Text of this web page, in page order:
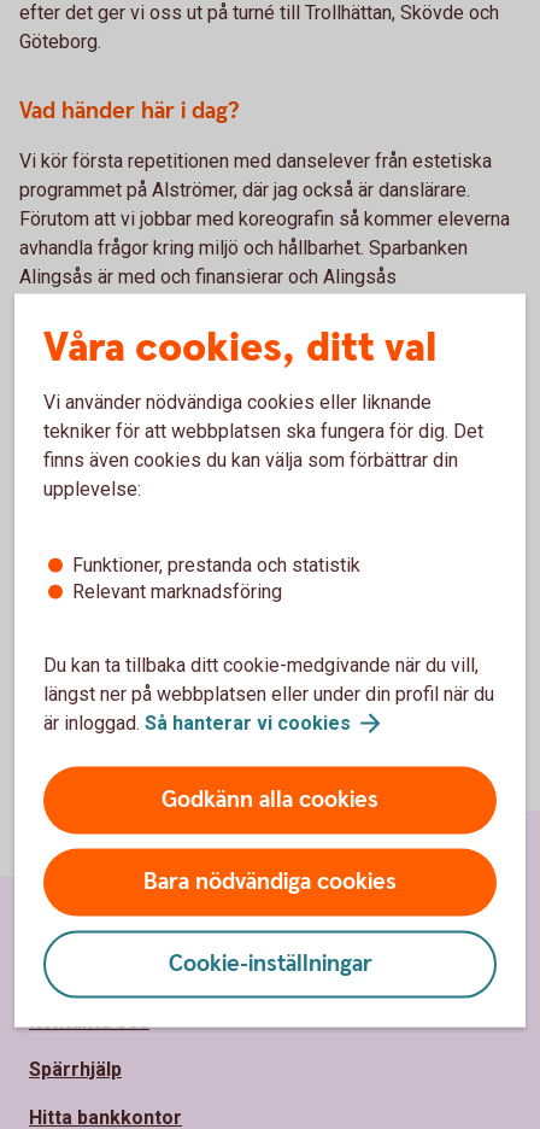
efter det ger vi oss ut på turné till Trollhättan, Skövde och
Göteborg.
Vad händer här i dag?
Vi kör första repetitionen med danselever från estetiska
programmet på Alströmer, där jag också är danslärare.
Förutom att vi jobbar med koreografin så kommer eleverna
avhandla frågor kring miljö och hållbarhet. Sparbanken
Alingsås är med och finansierar och Alingsås
ensemble med dansare, musiker och konstnärer. Tobias
Ljungman, med rötter i Alingsås, har skrivit musiken och
Mats Alfredsson är konstnärlig ledare.
Tack Elin och alla fantastiska krafter i projektet för ert
viktiga arbete. Vi gillar hur ni skapar konstupplevelser och
lyfter den viktiga hållbarhetsfrågan. Tillsammans är vi
Våra cookies, ditt val
Vi använder nödvändiga cookies eller liknande
tekniker för att webbplatsen ska fungera för dig. Det
finns även cookies du kan välja som förbättrar din
upplevelse:
Funktioner, prestanda och statistik
Relevant marknadsföring
Du kan ta tillbaka ditt cookie-medgivande när du vill,
längst ner på webbplatsen eller under din profil när du
är inloggad. Så hanterar vi cookies
Godkänn alla cookies
Bara nödvändiga cookies
Cookie-inställningar
Sidfot
Hitta snabbt
Spärrhjälp
Hitta bankkontor